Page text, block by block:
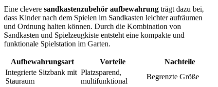
Eine clevere sandkastenzubehör aufbewahrung trägt dazu bei,
dass Kinder nach dem Spielen im Sandkasten leichter aufräumen
und Ordnung halten können. Durch die Kombination von
Sandkasten und Spielzeugkiste entsteht eine kompakte und
funktionale Spielstation im Garten.
Aufbewahrungsart Vorteile
Nachteile
Integrierte Sitzbank mit
Stauraum
Platzsparend,
multifunktional
Begrenzte Größe